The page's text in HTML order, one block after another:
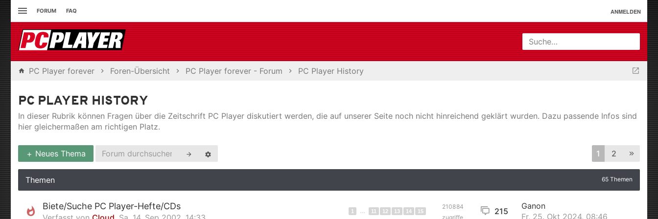
FORUM FAQ ANMELDEN
Suche…
PC Player forever Foren-Übersicht PC Player forever - Forum PC Player History
PC PLAYER HISTORY
In dieser Rubrik können Fragen über die Zeitschrift PC Player diskutiert werden, die auf unserer Seite noch nicht hinreichend geklärt wurden. Dazu passende Infos sind
hier gleichermaßen am richtigen Platz.
Neues Thema 1 2
Themen 65 Themen
Biete/Suche PC Player-Hefte/CDs 1 … 11 12 13 14 15
210884
zugriffe
215
Ganon
Fr, 25. Okt 2024, 08:46